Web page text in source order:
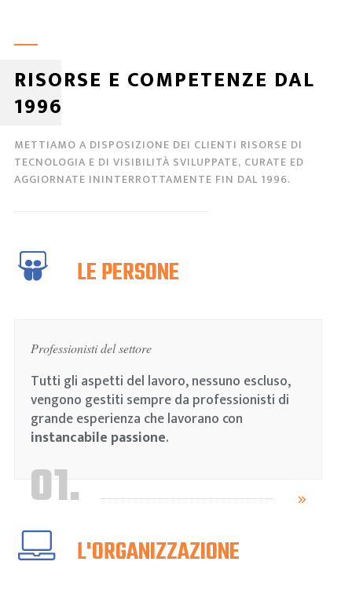
RISORSE E COMPETENZE DAL
1996
METTIAMO A DISPOSIZIONE DEI CLIENTI RISORSE DI
TECNOLOGIA E DI VISIBILITÀ SVILUPPATE, CURATE ED
AGGIORNATE ININTERROTTAMENTE FIN DAL 1996.
LE PERSONE
Professionisti del settore
Tutti gli aspetti del lavoro, nessuno escluso,
vengono gestiti sempre da professionisti di
grande esperienza che lavorano con
instancabile passione.
01.
L'ORGANIZZAZIONE